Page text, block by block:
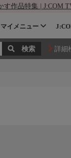
す作品特集 | J:COM
マイメニュー
詳細